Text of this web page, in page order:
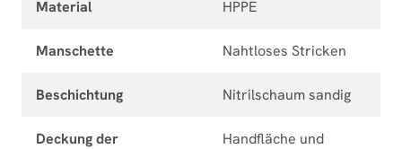
Material HPPE
Manschette Nahtloses Stricken
Beschichtung Nitrilschaum sandig
Deckung der
Handfläche und